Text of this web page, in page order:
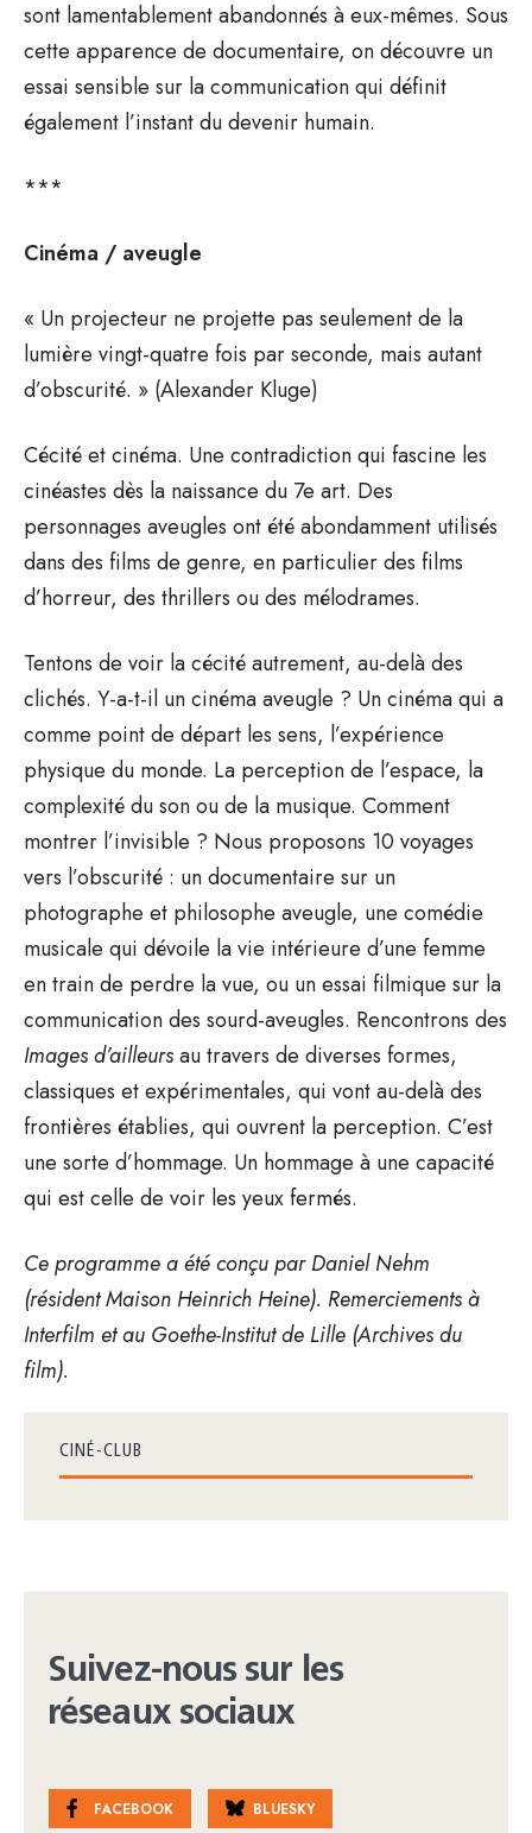
sont lamentablement abandonnés à eux-mêmes. Sous
cette apparence de documentaire, on découvre un
essai sensible sur la communication qui définit
également l’instant du devenir humain.
***
Cinéma / aveugle
« Un projecteur ne projette pas seulement de la
lumière vingt-quatre fois par seconde, mais autant
d’obscurité. » (Alexander Kluge)
Cécité et cinéma. Une contradiction qui fascine les
cinéastes dès la naissance du 7e art. Des
personnages aveugles ont été abondamment utilisés
dans des films de genre, en particulier des films
d’horreur, des thrillers ou des mélodrames.
Tentons de voir la cécité autrement, au-delà des
clichés. Y-a-t-il un cinéma aveugle ? Un cinéma qui a
comme point de départ les sens, l’expérience
physique du monde. La perception de l’espace, la
complexité du son ou de la musique. Comment
montrer l’invisible ? Nous proposons 10 voyages
vers l’obscurité : un documentaire sur un
photographe et philosophe aveugle, une comédie
musicale qui dévoile la vie intérieure d’une femme
en train de perdre la vue, ou un essai filmique sur la
communication des sourd-aveugles. Rencontrons des
Images d’ailleursau travers de diverses formes,
classiques et expérimentales, qui vont au-delà des
frontières établies, qui ouvrent la perception. C’est
une sorte d’hommage. Un hommage à une capacité
qui est celle de voir les yeux fermés.
Ce programme a été conçu par Daniel Nehm
(résident Maison Heinrich Heine). Remerciements à
Interfilm et au Goethe-Institut de Lille (Archives du
film).
CINÉ-CLUB
Suivez-nous sur les
réseaux sociaux
FACEBOOK BLUESKY